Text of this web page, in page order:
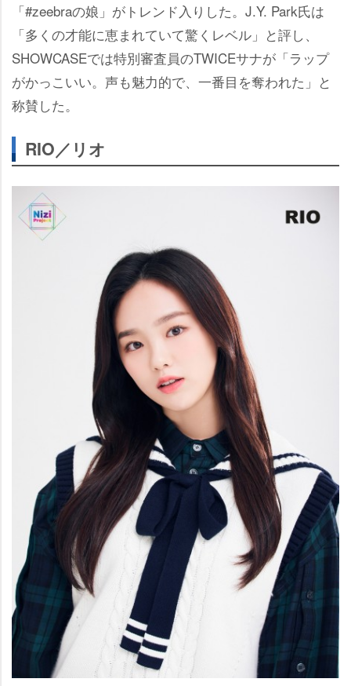
「#zeebraの娘」がトレンド入りした。J.Y. Park氏は
「多くの才能に恵まれていて驚くレベル」と評し、
SHOWCASEでは特別審査員のTWICEサナが「ラップ
がかっこいい。声も魅力的で、一番目を奪われた」と
称賛した。
RIO／リオ